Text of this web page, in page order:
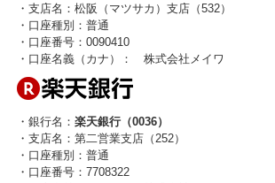
・支店名：松阪（マツサカ）支店（532）
・口座種別：普通
・口座番号：0090410
・口座名義（カナ）： 株式会社メイワ
・銀行名： 楽天銀行（0036）
・支店名：第二営業支店（252）
・口座種別：普通
・口座番号：7708322